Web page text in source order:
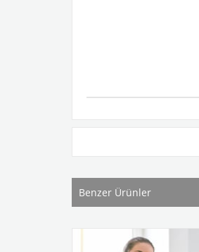
Benzer Ürünler